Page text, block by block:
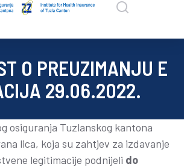
O PREUZIMANJU E
29.06.2022.
osiguranja Tuzlanskog kantona
lica, koja su zahtjev za izdavanje
legitimacije podnijeli do